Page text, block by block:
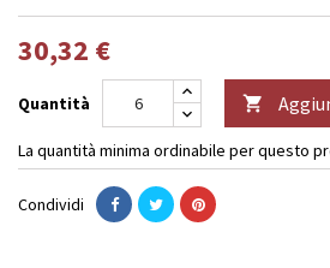
30,32 €
Quantità 
La quantità minima ordinabile per questo
Condividi